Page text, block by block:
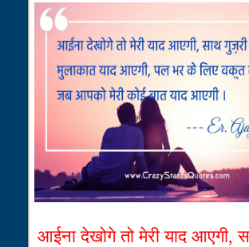
आईना देखोगे तो मेरी याद आएगी,